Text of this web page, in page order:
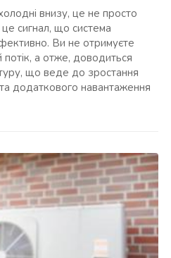
внизу, це не просто
це сигнал, що система
Ви не отримуєте
а отже, доводиться
що веде до зростання
додаткового навантаження